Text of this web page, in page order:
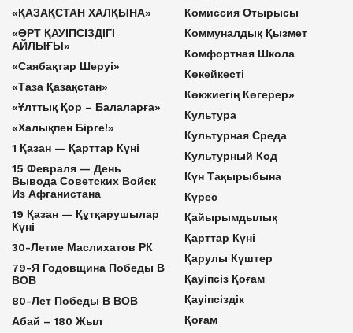
«ҚАЗАҚСТАН ХАЛҚЫНА»
«ӨРТ ҚАУІПСІЗДІГІ
АЙЛЫҒЫ»
«Саябақтар Шеруі»
«Таза Қазақстан»
«Ұлттық Қор – Балаларға»
«Халықпен Бірге!»
1 Қазан — Қарттар Күні
15 Февраля — День
Вывода Советских Войск
Из Афганистана
19 Қазан — Құтқарушылар
Күні
30-Летие Маслихатов РК
79-Я Годовщина Победы В
ВОВ
80-Лет Победы В ВОВ
Абай – 180 Жыл
Комиссия Отырысы
Коммуналдық Қызмет
Комфортная Школа
Көкейкесті
Көкжиегің Көгерер»
Культура
Культурная Среда
Культурный Код
Күн Тақырыбына
Күрес
Қайырымдылық
Қарттар Күні
Қарулы Күштер
Қауіпсіз Қоғам
Қауіпсіздік
Қоғам